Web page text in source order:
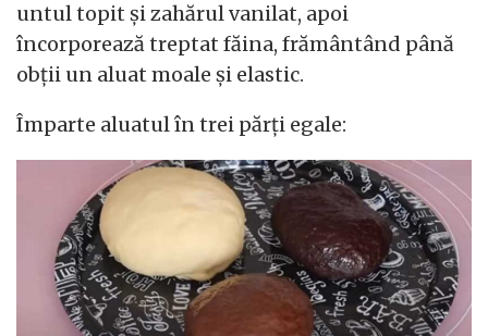
untul topit și zahărul vanilat, apoi
încorporează treptat făina, frământând până
obții un aluat moale și elastic.
Împarte aluatul în trei părți egale: